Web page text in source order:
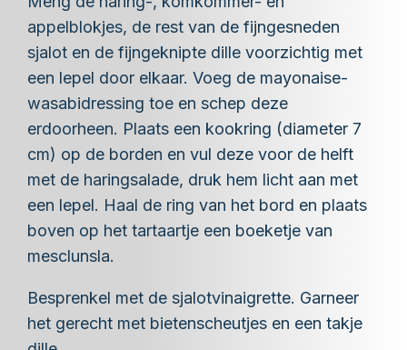
appelblokjes, de rest van de fijngesneden
sjalot en de fijngeknipte dille voorzichtig met
een lepel door elkaar. Voeg de mayonaise-
wasabidressing toe en schep deze
erdoorheen. Plaats een kookring (diameter 7
cm) op de borden en vul deze voor de helft
met de haringsalade, druk hem licht aan met
een lepel. Haal de ring van het bord en plaats
boven op het tartaartje een boeketje van
mesclunsla.
Besprenkel met de sjalotvinaigrette. Garneer
het gerecht met bietenscheutjes en een takje